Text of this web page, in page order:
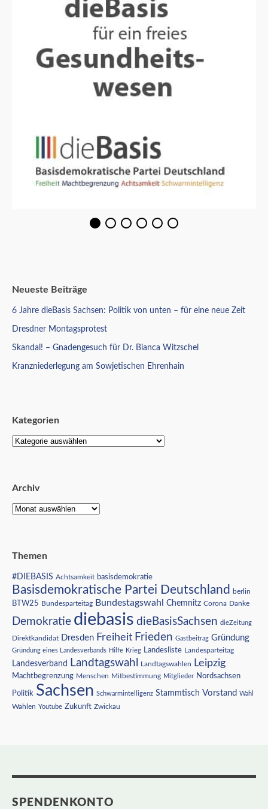
Neueste Beiträge
6 Jahre dieBasis Sachsen: Politik von unten – für eine neue Zeit
Dresdner Montagsprotest
Skandal! – Gnadengesuch für Dr. Bianca Witzschel
Kranzniederlegung am Sowjetischen Ehrenhain
Kategorien
Archiv
Themen
#DIEBASIS Achtsamkeit basisdemokratie
Basisdemokratische Partei Deutschland berlin
BTW25 Bundesparteitag Bundestagswahl Chemnitz Corona Danke
Demokratie diebasis dieBasisSachsen dieZeitung
Direktkandidat Dresden Freiheit Frieden Gastbeitrag Gründung
Gründung eines Landesverbands Hilfe Krieg Landesliste Landesparteitag
Landesverband Landtagswahl Landtagswahlen Leipzig
Machtbegrenzung Menschen Mitbestimmung Mitglieder Nordsachsen
Politik Sachsen Schwarmintelligenz Stammtisch Vorstand Wahl
Wahlen Youtube Zukunft Zwickau
SPENDENKONTO